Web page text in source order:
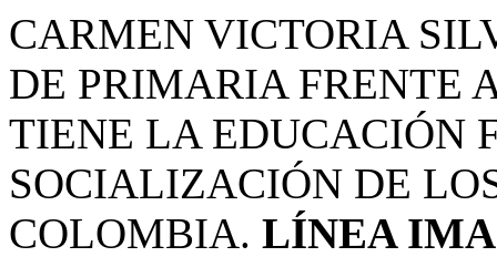
CARMEN VICTORIA
DE PRIMARIA FRENTE
TIENE LA EDUCACIÓN
SOCIALIZACIÓN DE
COLOMBIA. LÍNEA